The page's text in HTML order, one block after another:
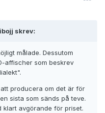
skrev:
målade. Dessutom
affischer som beskrev
producera om det är för
sista som sänds på teve.
klart avgörande för priset.